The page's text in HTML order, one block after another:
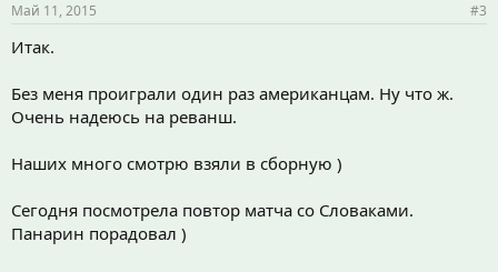
Май 11, 2015 #3
Итак.
Без меня проиграли один раз американцам. Ну что ж.
Очень надеюсь на реванш.
Наших много смотрю взяли в сборную )
Сегодня посмотрела повтор матча со Словаками.
Панарин порадовал )